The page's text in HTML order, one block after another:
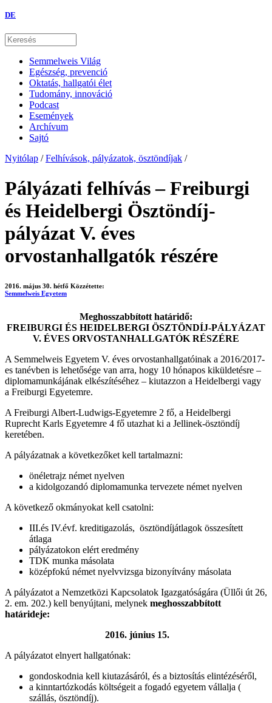
DE
Semmelweis Világ
Egészség, prevenció
Oktatás, hallgatói élet
Tudomány, innováció
Podcast
Események
Archívum
Sajtó
Nyitólap / Felhívások, pályázatok, ösztöndíjak /
Pályázati felhívás – Freiburgi
és Heidelbergi Ösztöndíj-
pályázat V. éves
orvostanhallgatók részére
2016. május 30. hétfő Közzétette:
Semmelweis Egyetem
Meghosszabbított határidő:
FREIBURGI ÉS HEIDELBERGI ÖSZTÖNDÍJ-PÁLYÁZAT
V. ÉVES ORVOSTANHALLGATÓK RÉSZÉRE
A Semmelweis Egyetem V. éves orvostanhallgatóinak a 2016/2017-
es tanévben is lehetősége van arra, hogy 10 hónapos kiküldetésre –
diplomamunkájának elkészítéséhez – kiutazzon a Heidelbergi vagy
a Freiburgi Egyetemre.
A Freiburgi Albert-Ludwigs-Egyetemre 2 fő, a Heidelbergi
Ruprecht Karls Egyetemre 4 fő utazhat ki a Jellinek-ösztöndíj
keretében.
A pályázatnak a következőket kell tartalmazni:
önéletrajz német nyelven
a kidolgozandó diplomamunka tervezete német nyelven
A következő okmányokat kell csatolni:
III.és IV.évf. kreditigazolás, ösztöndíjátlagok összesített
átlaga
pályázatokon elért eredmény
TDK munka másolata
középfokú német nyelvvizsga bizonyítvány másolata
A pályázatot a Nemzetközi Kapcsolatok Igazgatóságára (Üllői út 26,
2. em. 202.) kell benyújtani, melynek meghosszabbított
határideje:
2016. június 15.
A pályázatot elnyert hallgatónak:
gondoskodnia kell kiutazásáról, és a biztosítás elintézéséről,
a kinntartózkodás költségeit a fogadó egyetem vállalja (
szállás, ösztöndíj).